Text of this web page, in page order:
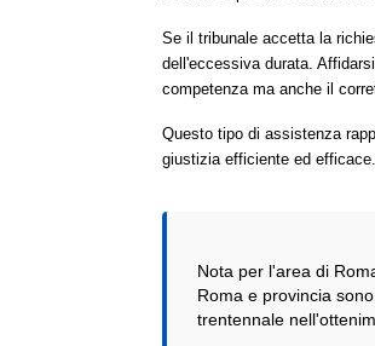
Se il tribunale accetta la
dell'eccessiva durata.
competenza ma anche il
Questo tipo di assistenza
giustizia efficiente ed efficace.
Nota per l'area di
Roma e provincia
trentennale